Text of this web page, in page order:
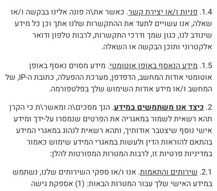
1.4. פניות ו/או יצירת קשר. כאשר את\ה פונה אלינו בבקשה ו/או
שאלה, אנו עשויים לתעד את ההתקשרות שלנו אתך וכן כל מידע
שינודב לנו, כגון שמך ודרכי התקשרות, לרבות טלפון ודואר
אלקטרוני ותוכן הבקשה או השאלה.
1.5. מידע הנאסף באופן אוטומטי. מידע מסוים נאסף באופן
אוטומטי אודות המחשב, הדפדפן, מערכת ההפעלה, כתובת ה-IP, של
המחשב ו/או מידע אודות השימוש שלך בפלטפורמה.
2. כיצד אנו משתמשים במידע. הנך מסכים\ה ומאשר\ת כי הקרן
תהא רשאית לשמור במאגריה את הפרטים שנמסרו על-ידך ומידע
אישי נוסף שיצטבר אודותיך, ותהא רשאית לנהוג במאגרי המידע
בהתאם להוראות הדין ולעשות במאגרי המידע שימוש כאמור
במדיניות פרטיות זו, לרבות המטרות המפורטות להלן:
2.1. שירותים והתאמות. אנו ו/או ספקי השירותים שלנו, נשתמש
במידע האישי שלך עבור המטרות הבאות: (1) אספקת גישה